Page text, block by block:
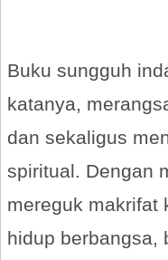
Buku sungguh
katanya,
dan sekaligus
spiritual. Dengan
mereguk makrifat
hidup berbangsa,